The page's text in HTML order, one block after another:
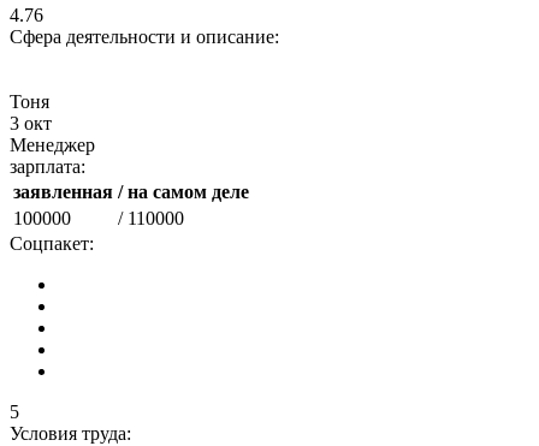
4.76
Сфера деятельности и описание:
Тоня
3 окт
Менеджер
зарплата:
заявленная / на самом деле
100000
/ 110000
Соцпакет:
5
Условия труда: